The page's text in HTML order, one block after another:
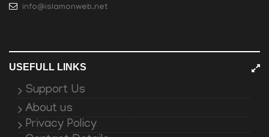
info@islamonweb.net
USEFULL LINKS
Support Us
About us
Privacy Policy